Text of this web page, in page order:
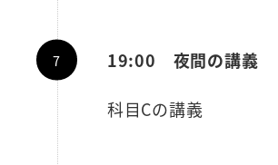
19:00 夜間の講義
科目Cの講義